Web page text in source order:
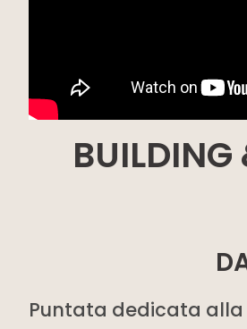
Puntata dedicata alla